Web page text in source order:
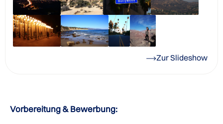
Zur Slideshow
Vorbereitung & Bewerbung: